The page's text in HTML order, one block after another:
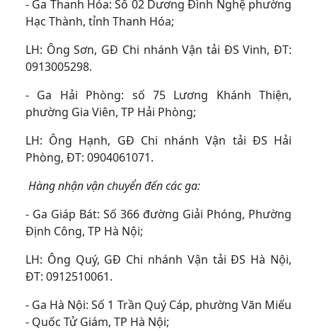
- Ga Thanh Hóa: Số 02 Dương Đình Nghệ phường
Hạc Thành, tỉnh Thanh Hóa;
LH: Ông Sơn, GĐ Chi nhánh Vận tải ĐS Vinh, ĐT:
0913005298.
- Ga Hải Phòng: số 75 Lương Khánh Thiện,
phường Gia Viên, TP Hải Phòng;
LH: Ông Hạnh, GĐ Chi nhánh Vận tải ĐS Hải
Phòng, ĐT: 0904061071.
Hàng nhận vận chuyển đến các ga:
- Ga Giáp Bát: Số 366 đường Giải Phóng, Phường
Định Công, TP Hà Nội;
LH: Ông Quý, GĐ Chi nhánh Vận tải ĐS Hà Nội,
ĐT: 0912510061.
- Ga Hà Nội: Số 1 Trần Quý Cáp, phường Văn Miếu
- Quốc Tử Giám, TP Hà Nội;